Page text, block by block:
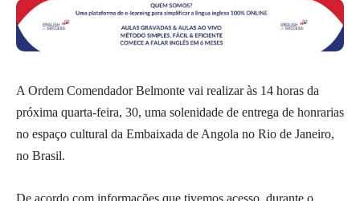
A Ordem Comendador Belmonte vai realizar às 14 horas da
próxima quarta-feira, 30, uma solenidade de entrega de honrarias
no espaço cultural da Embaixada de Angola no Rio de Janeiro,
no Brasil.
De acordo com informações que tivemos acesso, durante o